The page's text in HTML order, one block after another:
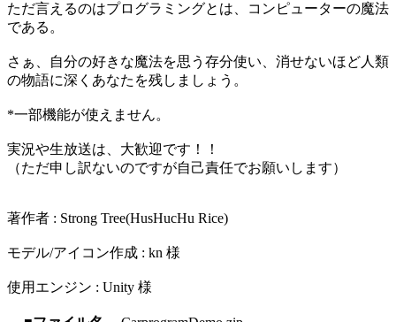
ただ言えるのはプログラミングとは、コンピューターの魔法
である。
さぁ、自分の好きな魔法を思う存分使い、消せないほど人類
の物語に深くあなたを残しましょう。
*一部機能が使えません。
実況や生放送は、大歓迎です！！
（ただ申し訳ないのですが自己責任でお願いします）
著作者 : Strong Tree(HusHucHu Rice)
モデル/アイコン作成 : kn 様
使用エンジン : Unity 様